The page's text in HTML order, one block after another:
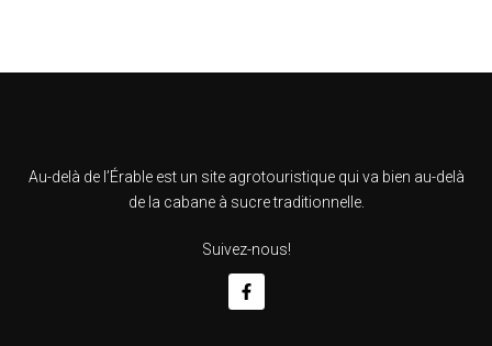
Au-delà de l’Érable est un site agrotouristique qui va bien au-delà
de la cabane à sucre traditionnelle.
Suivez-nous!